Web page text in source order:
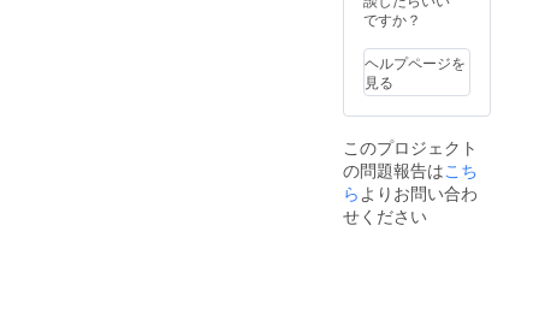
ですか？
ヘルプページを
見る
このプロジェクト
の問題報告はこち
ら よりお問い合わ
せください